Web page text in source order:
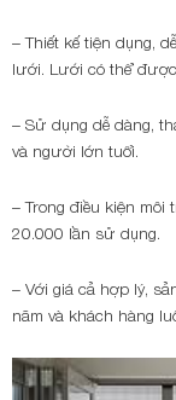
– Thiết kế tiện dụng,
lưới. Lưới có thể
– Sử dụng dễ dàng,
và người lớn tuổi.
– Trong điều kiện
20.000 lần sử dụng.
– Với giá cả hợp lý,
năm và khách hàng